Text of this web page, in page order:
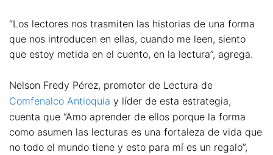
“Los lectores nos trasmiten las historias de una forma
que nos introducen en ellas, cuando me leen, siento
que estoy metida en el cuento, en la lectura”, agrega.
Nelson Fredy Pérez, promotor de Lectura de
Comfenalco Antioquia y líder de esta estrategia,
cuenta que “Amo aprender de ellos porque la forma
como asumen las lecturas es una fortaleza de vida que
no todo el mundo tiene y esto para mí es un regalo”,